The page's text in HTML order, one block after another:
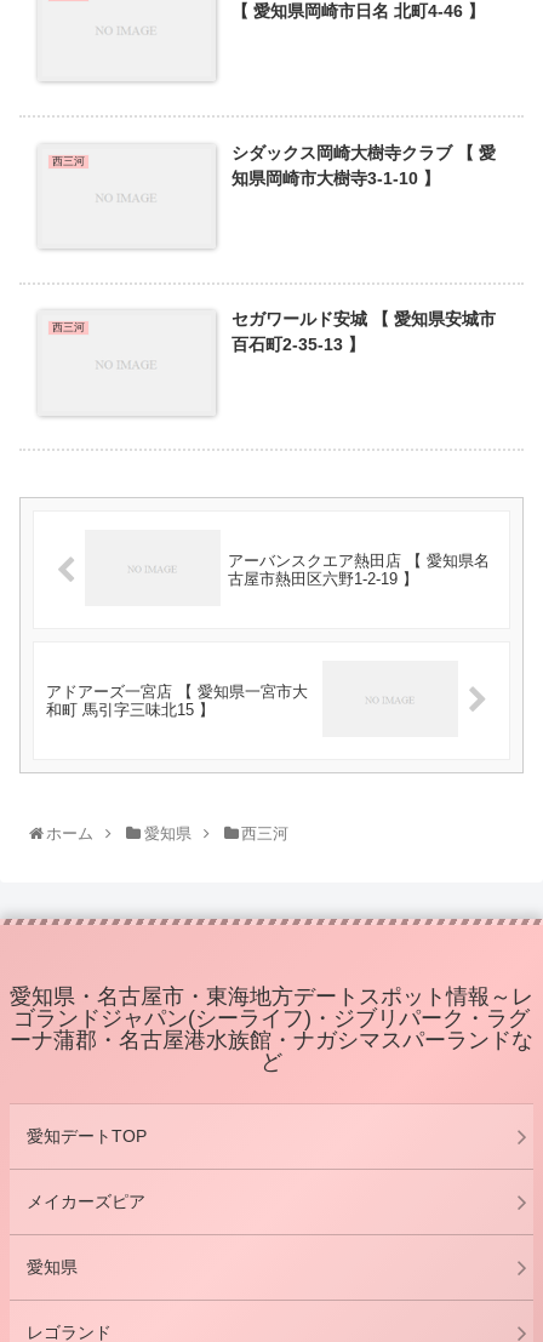
【 愛知県岡崎市日名 北町4-46 】
西三河
シダックス岡崎大樹寺クラブ 【 愛
知県岡崎市大樹寺3-1-10 】
西三河
セガワールド安城 【 愛知県安城市
百石町2-35-13 】
アーバンスクエア熱田店 【 愛知県名
古屋市熱田区六野1-2-19 】
アドアーズ一宮店 【 愛知県一宮市大
和町 馬引字三味北15 】
ホーム 愛知県 西三河
愛知県・名古屋市・東海地方デートスポット情報～レ
ゴランドジャパン(シーライフ)・ジブリパーク・ラグ
ーナ蒲郡・名古屋港水族館・ナガシマスパーランドな
ど
愛知デートTOP
メイカーズピア
愛知県
レゴランド